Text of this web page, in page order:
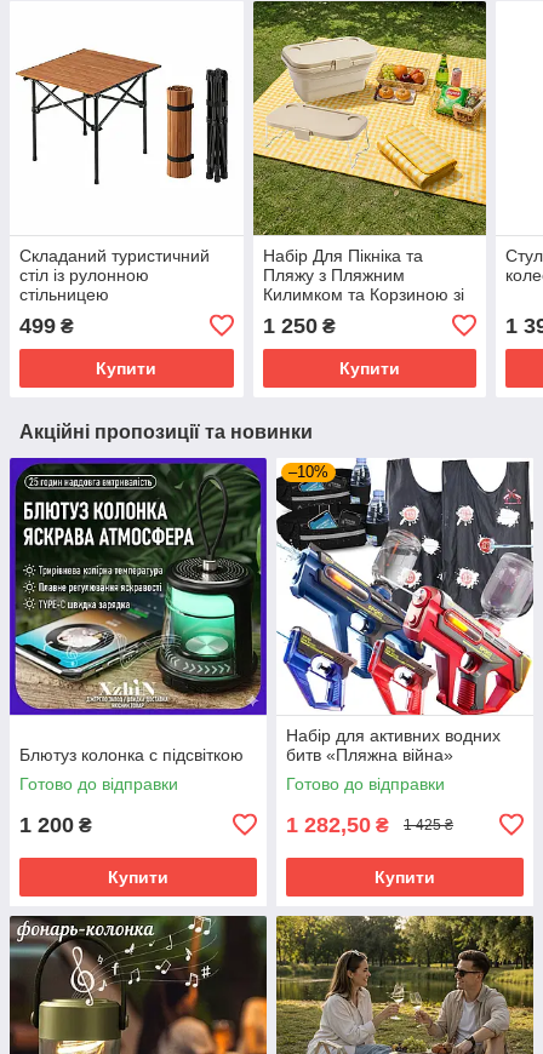
Складаний туристичний
стіл із рулонною
стільницею
499 ₴
Купити
Набір Для Пікніка та
Пляжу з Пляжним
Килимком та Корзиною зі
1 250₴
Купити
1
Акційні пропозиції та новинки
Блютуз колонка с підсвіткою
Готово до відправки
1 200 ₴
Купити
–10%
Набір для активних водних
битв «Пляжна війна»
Готово до відправки
1 282,50 ₴ 1 425 ₴
Купити